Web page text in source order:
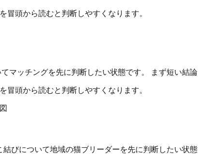
冒頭から読むと判断しやすくなります。
マッチングを先に判断したい状態です。 まず短い結
冒頭から読むと判断しやすくなります。
結びについて地域の猫ブリーダーを先に判断したい